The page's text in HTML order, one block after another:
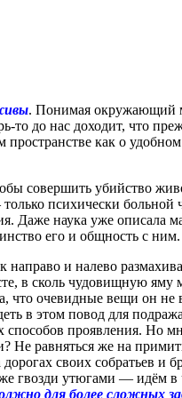
. Понимая окружающий
до нас доходит, что
как о
совершить убийство
психически
наука уже описала
его и общность с ним.
и налево
в сколь чудовищную
очевидные вещи он не в
в этом повод для
проявления. Но
Не равняться же на
своих собратьев
гвозди утюгами — идём
для более сложных